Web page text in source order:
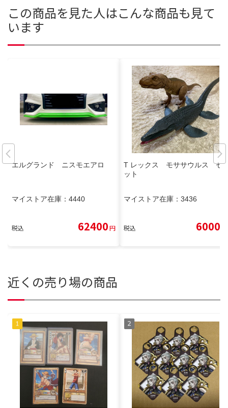
この商品を見た人はこんな商品も見て
います
エルグランド ニスモエアロ
マイストア在庫： 4440
税込 62400円
T レックス モササウルス セ
ット
マイストア在庫： 3436
税込 6000
近くの売り場の商品